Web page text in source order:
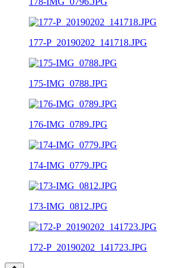
177-P_20190202_141718.JPG
175-IMG_0788.JPG
176-IMG_0789.JPG
174-IMG_0779.JPG
173-IMG_0812.JPG
172-P_20190202_141723.JPG